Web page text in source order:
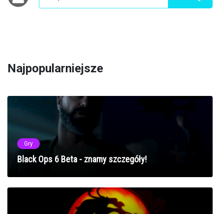
Najpopularniejsze
Gry
Black Ops 6 Beta - znamy szczegóły!